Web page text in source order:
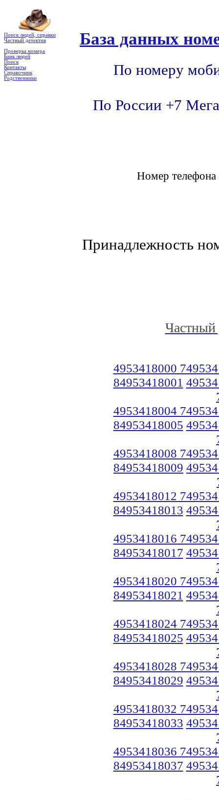
Поиск людей, справки
Частный детектив
Проверка номера
Банк людей
Поиск
Контакты
Справочник
Родственники
База данных
По номеру
По России +7
Номер
Принадлежность
Частный
4953418000
84953418001
4953418004
84953418005
4953418008
84953418009
4953418012
84953418013
4953418016
84953418017
4953418020
84953418021
4953418024
84953418025
4953418028
84953418029
4953418032
84953418033
4953418036
84953418037